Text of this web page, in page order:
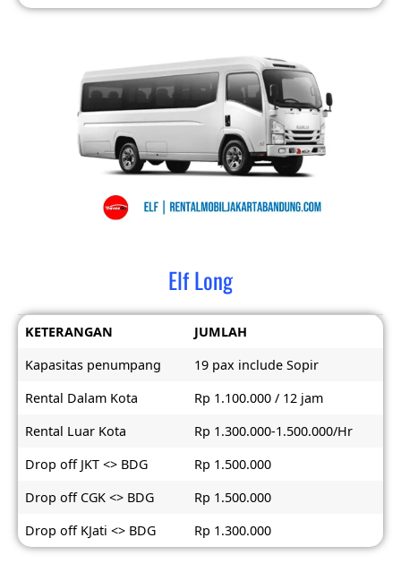
Elf Long
KETERANGAN
JUMLAH
Kapasitas penumpang
19 pax include Sopir
Rental Dalam Kota
Rp 1.100.000 / 12 jam
Rental Luar Kota
Rp 1.300.000-1.500.000/Hr
Drop off JKT <> BDG
Rp 1.500.000
Drop off CGK <> BDG
Rp 1.500.000
Drop off KJati <> BDG
Rp 1.300.000